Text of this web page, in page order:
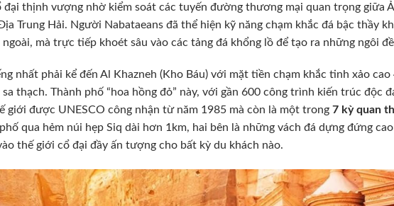
đại thịnh vượng nhờ kiểm soát các tuyến đường thương mại quan trọng giữa
Trung Hải. Người Nabataeans đã thể hiện kỹ năng chạm khắc đá bậc thầy
mà trực tiếp khoét sâu vào các tảng đá khổng lồ để tạo ra những ngôi
nhất phải kể đến Al Khazneh (Kho Báu) với mặt tiền chạm khắc tinh xảo
sa thạch. Thành phố “hoa hồng đỏ” này, với gần 600 công trình kiến trúc độc
giới được UNESCO công nhận từ năm 1985 mà còn là một trong 7 kỳ quan
qua hẻm núi hẹp Siq dài hơn 1km, hai bên là những vách đá dựng đứng
thế giới cổ đại đầy ấn tượng cho bất kỳ du khách nào.